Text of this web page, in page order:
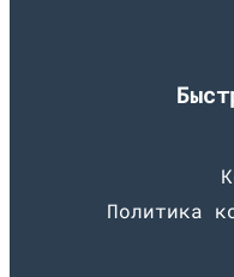
Политика